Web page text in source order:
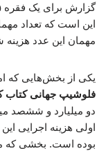
این است که تعداد
مهمان این عدد
یکی از بخش‌هایی که
فلوشیپ جهانی کتاب
دو میلیارد و ششصد
اولی هزینه اجرایی
بوده است. بخشی که